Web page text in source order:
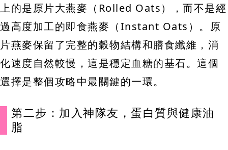
上的是原片大燕麥（Rolled Oats），而不是經
過高度加工的即食燕麥（Instant Oats）。原
片燕麥保留了完整的穀物結構和膳食纖維，消
化速度自然較慢，這是穩定血糖的基石。這個
選擇是整個攻略中最關鍵的一環。
第二步：加入神隊友，蛋白質與健康油
脂